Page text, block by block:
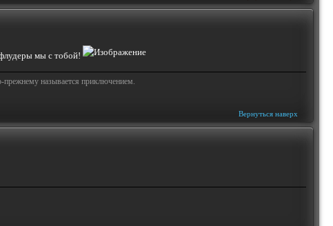
мы с тобой!
прежнему называется приключением.
Вернуться наверх